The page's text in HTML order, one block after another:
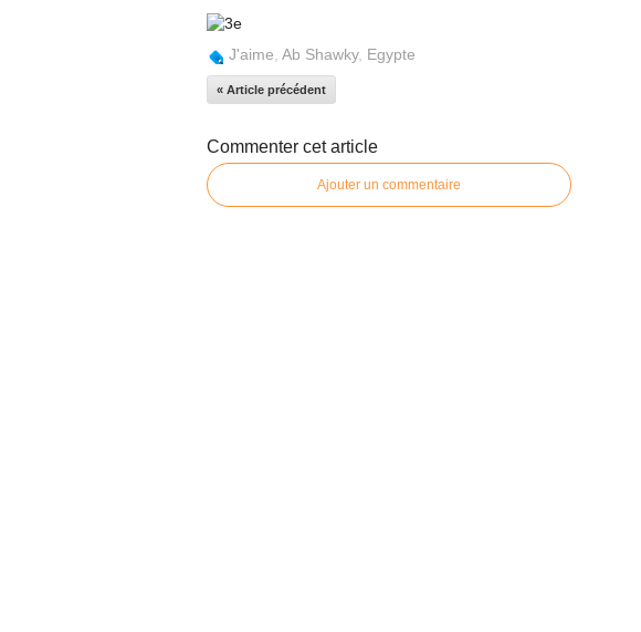
J'aime Ab Shawky, Egypte
« Article précédent
Commenter cet article
Ajouter un commentaire